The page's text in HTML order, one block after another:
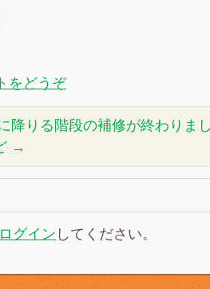
をどうぞ
降りる階段の補修が終わりまし
→
ログイン してください。